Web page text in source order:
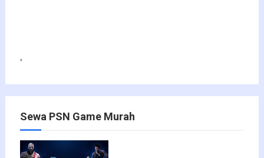
'
Sewa PSN Game Murah